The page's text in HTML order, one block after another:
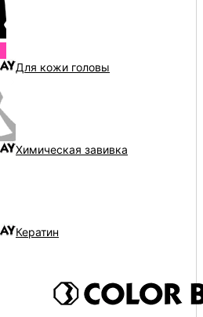
Для кожи головы
Химическая завивка
Кератин